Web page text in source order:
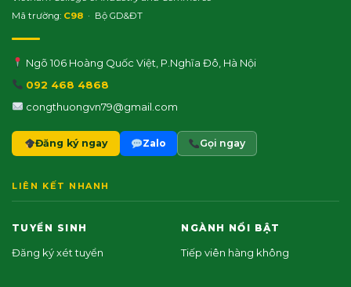
Mã trường: C98 · Bộ GD&ĐT
Ngõ 106 Hoàng Quốc Việt, P.Nghĩa Đô, Hà Nội
092 468 4868
congthuongvn79@gmail.com
Đăng ký ngay Zalo Gọi ngay
LIÊN KẾT NHANH
TUYỂN SINH
Đăng ký xét tuyển
NGÀNH NỔI BẬT
Tiếp viên hàng không